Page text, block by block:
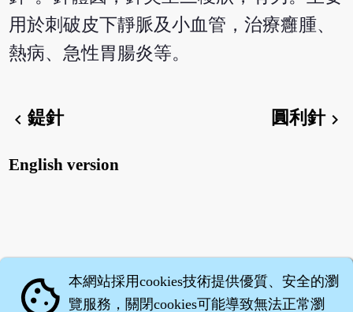
用於刺破皮下靜脈及小血管，治療癰腫、
熱病、急性胃腸炎等。
chevron_left鍉針 圓利針chevron_right
English version
cookie 本網站採用cookies技術提供優質、安全的瀏
覽服務，關閉cookies可能導致無法正常瀏